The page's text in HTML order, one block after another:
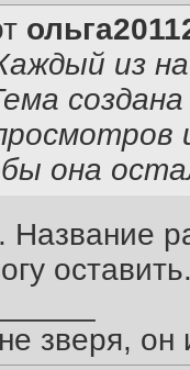
из
она
зверя, он